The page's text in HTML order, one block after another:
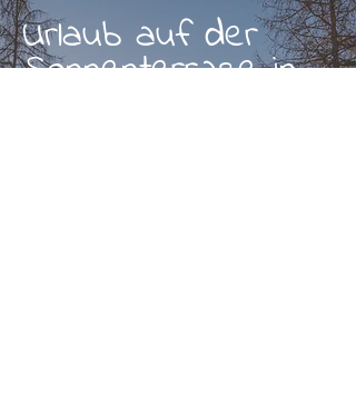
Urlaub auf der
Sonnenterrase in